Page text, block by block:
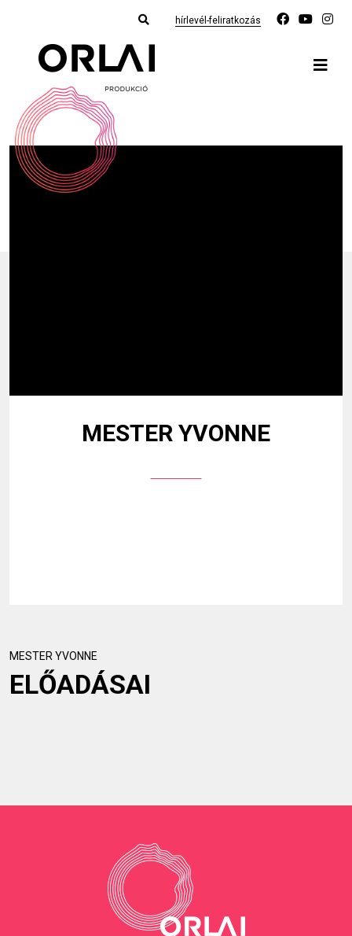
hírlevél-feliratkozás
MESTER YVONNE
MESTER YVONNE
ELŐADÁSAI